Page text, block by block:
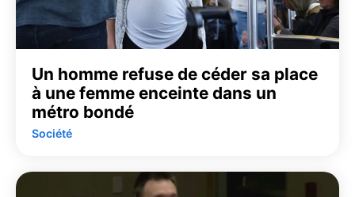
Un homme refuse de céder sa place
à une femme enceinte dans un
métro bondé
Société